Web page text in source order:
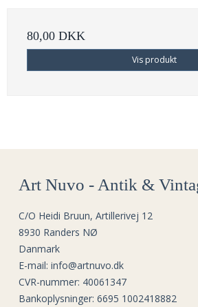
80,00 DKK
Vis produkt
Art Nuvo - Antik &
C/O Heidi Bruun, Artillerivej 12
8930 Randers NØ
Danmark
E-mail: info@artnuvo.dk
CVR-nummer: 40061347
Bankoplysninger: 6695 1002418882